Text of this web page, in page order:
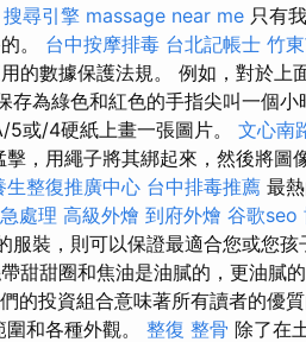
搜尋引擎 massage near me 只有
。 台中按摩排毒 台北記帳士 竹
的數據保護法規。 例如，對於上
為綠色和紅色的手指尖叫一個小
或/4硬紙上畫一張圖片。 文心南
，用繩子將其綁起來，然後將圖
生整復推廣中心 台中排毒推薦 最
處理 高級外燴 到府外燴 谷歌seo
服裝，則可以保證最適合您或您
甜甜圈和焦油是油膩的，更油膩
的投資組合意味著所有讀者的優質
和各種外觀。 整復 整骨 除了在